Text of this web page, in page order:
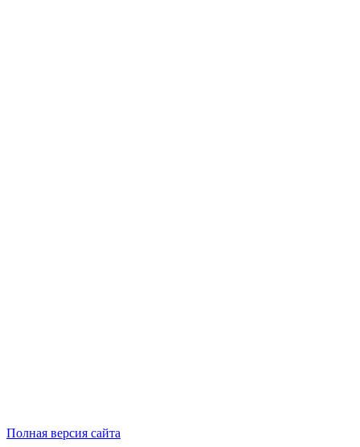
Полная версия сайта